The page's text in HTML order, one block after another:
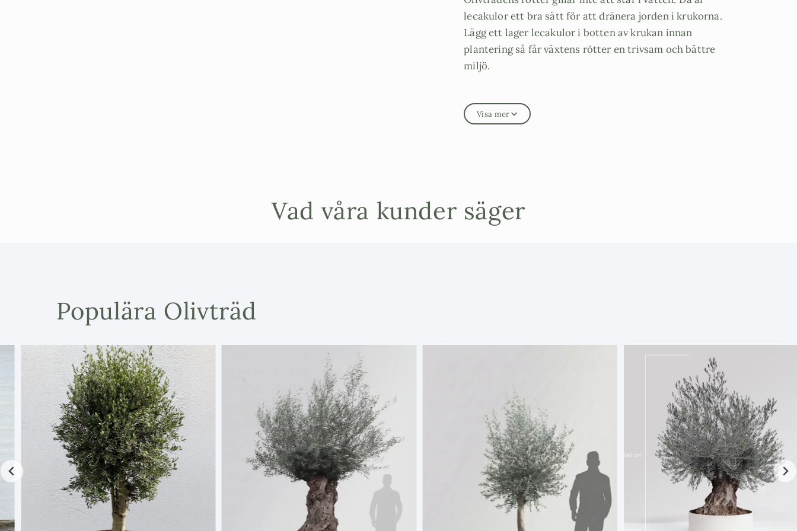
lecakulor ett bra sätt för att dränera jorden i krukorna.
Lägg ett lager lecakulor i botten av krukan innan
plantering så får växtens rötter en trivsam och bättre
miljö.
Storlek på säck: 10 liter
Visa mer
Vad våra kunder säger
Populära Olivträd